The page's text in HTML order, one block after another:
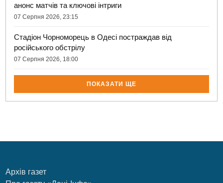
анонс матчів та ключові інтриги
07 Серпня 2026, 23:15
Стадіон Чорноморець в Одесі постраждав від
російського обстрілу
07 Серпня 2026, 18:00
ПОКАЗАТИ ЩЕ
Архів газет